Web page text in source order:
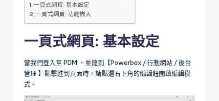
一頁式網頁: 基本設定
一頁式網頁: 功能嵌入
一頁式網頁: 基本設定
當我們登入至 PDM ，並連到【Powerbox / 行動網站 / 後台
管理 】點擊進到頁面時，請點選右下角的編輯鈕開啟編輯模
式。